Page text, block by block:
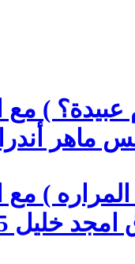
عبيدة؟ )
أندراوس 3
)
خليل 15 اغسطس 2024